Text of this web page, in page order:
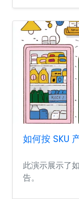
如何按 SKU
此演示展示了
告。